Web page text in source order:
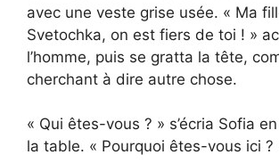
avec une veste grise usée. « Ma
Svetochka, on est fiers de toi ! »
l’homme, puis se gratta la tête,
cherchant à dire autre chose.
« Qui êtes-vous ? » s’écria Sofia
la table. « Pourquoi êtes-vous ici ?